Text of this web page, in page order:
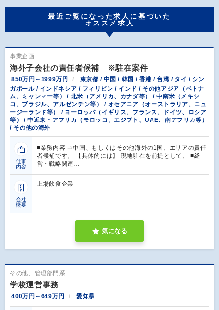
最近ご覧になった求人に基づいた
オススメ求人
事業企画
海外子会社の責任者候補 ※駐在案件
850万円～1999万円
東京都 / 中国 / 韓国 / 香港 / 台湾 / タイ / シン
ガポール / インドネシア / フィリピン / インド / その他アジア（ベトナ
ム、ミャンマー等） / 北米（アメリカ、カナダ等） / 中南米（メキシ
コ、ブラジル、アルゼンチン等） / オセアニア（オーストラリア、ニュ
ージーランド等） / ヨーロッパ（イギリス、フランス、ドイツ、ロシア
等） / 中近東・アフリカ（モロッコ、エジプト、UAE、南アフリカ等）
/ その他の海外
仕事
内容
■業務内容 ⇒中国、もしくはその他海外の1国、エリアの責任
者候補です。 【具体的には】 現地駐在を前提として、 ■経
営・戦略関連…
会社
概要
上場飲食企業
気になる
その他、管理部門系
学校運営事務
400万円～649万円 愛知県